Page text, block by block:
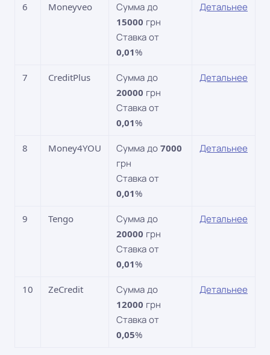
6 Moneyveo
Сумма до
15000 грн
Ставка от
0,01%
Детальнее
7 CreditPlus
Сумма до
20000 грн
Ставка от
0,01%
Детальнее
8 Money4YOU Сумма до 7000
грн
Ставка от
0,01%
Детальнее
9 Tengo
Сумма до
20000 грн
Ставка от
0,01%
Детальнее
10 ZeCredit
Сумма до
12000 грн
Ставка от
0,05%
Детальнее